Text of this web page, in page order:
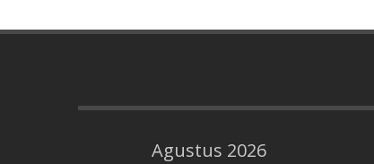
Agustus 2026